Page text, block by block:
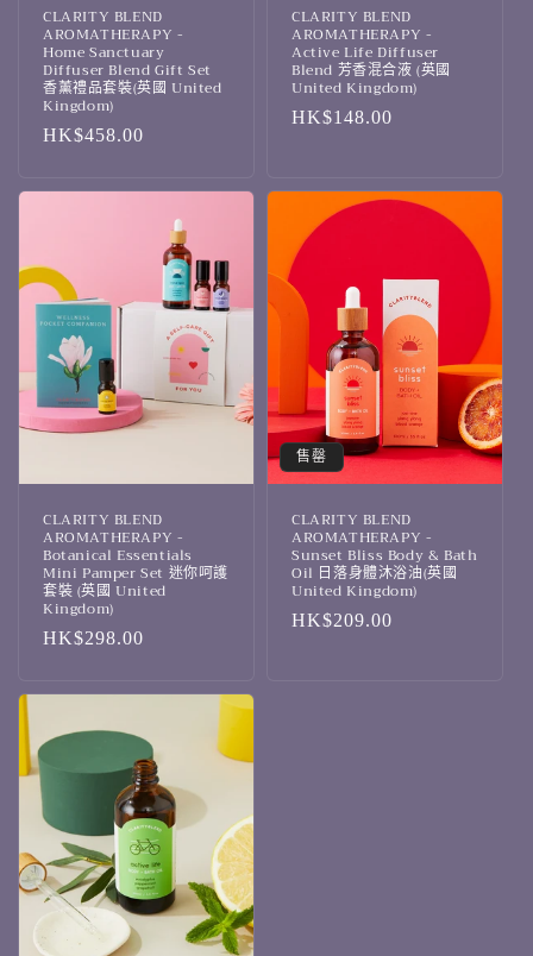
CLARITY BLEND
AROMATHERAPY -
Home Sanctuary
Diffuser Blend Gift Set
香薰禮品套裝(英國 United
Kingdom)
定
HK$458.00
CLARITY BLEND
AROMATHERAPY -
Active Life Diffuser
Blend 芳香混合液 (英國
United Kingdom)
定
HK$148.00
CLARITY BLEND
AROMATHERAPY -
Botanical Essentials
Mini Pamper Set 迷你呵護
套裝 (英國 United
Kingdom)
定
HK$298.00
售罄
CLARITY BLEND
AROMATHERAPY -
Sunset Bliss Body & Bath
Oil 日落身體沐浴油(英國
United Kingdom)
定
HK$209.00